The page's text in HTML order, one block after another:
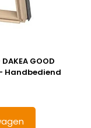
GOOD
Handbediend